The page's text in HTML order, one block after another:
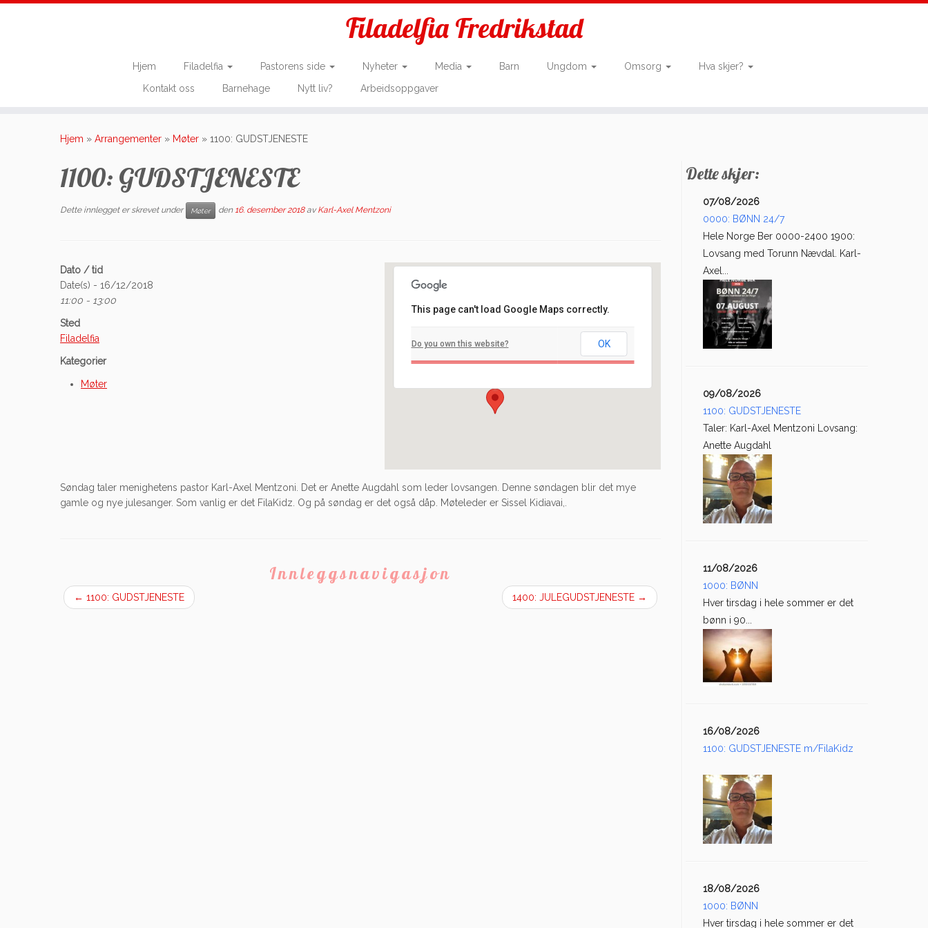
Filadelfia Fredrikstad
Hjem Filadelfia Pastorens side Nyheter Media Barn Ungdom Omsorg
Hva skjer?
Kontakt oss
Barnehage Nytt liv? Arbeidsoppgaver
Hjem » Arrangementer » Møter » 1100: GUDSTJENESTE
1100: GUDSTJENESTE
Dette innlegget er skrevet under Møter den 16. desember 2018 avKarl-Axel Mentzoni
Arrangement
This page can't load Google Maps correctly.
Do you own this website? OK
Dato / tid
Date(s) - 16/12/2018
11:00 - 13:00
Sted
Filadelfia
Kategorier
Møter
Søndag taler menighetens pastor Karl-Axel Mentzoni. Det er Anette Augdahl som leder lovsangen. Denne søndagen blir det mye
gamle og nye julesanger. Som vanlig er det FilaKidz. Og på søndag er det også dåp. Møteleder er Sissel Kidiavai,.
Innleggsnavigasjon
← 1100: GUDSTJENESTE 1400: JULEGUDSTJENESTE →
Dette skjer:
07/08/2026
0000: BØNN 24/7
Hele Norge Ber 0000-2400 1900:
Lovsang med Torunn Nævdal. Karl-
Axel...
09/08/2026
1100: GUDSTJENESTE
Taler: Karl-Axel Mentzoni Lovsang:
Anette Augdahl
11/08/2026
1000: BØNN
Hver tirsdag i hele sommer er det
bønn i 90...
16/08/2026
1100: GUDSTJENESTE m/FilaKidz
18/08/2026
1000: BØNN
Hver tirsdag i hele sommer er det